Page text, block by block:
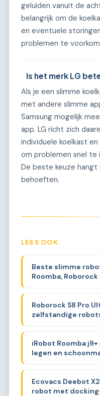
geluiden vanuit de
belangrijk om de
en eventuele
problemen te
Is het merk LG
Als je een slimme
met andere slimme
Samsung mogelijk
app. LG richt zich
individuele koelkast
om problemen snel te
De beste keuze hangt
behoeften.
LEES OOK
Beste slimme
Roomba,
Roborock S8 Pro
zelfstandige
iRobot Roomba
legen en
Ecovacs Deebot
robot met